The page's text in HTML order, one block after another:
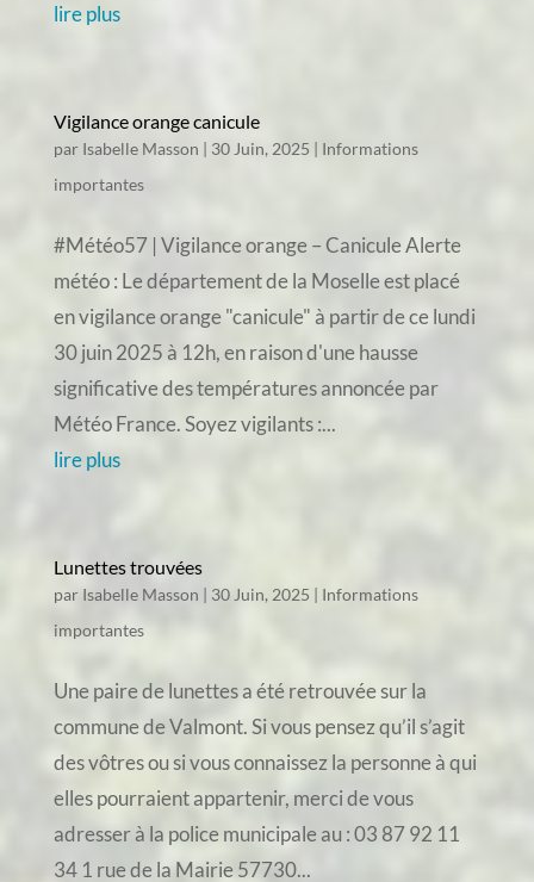
lire plus
Vigilance orange canicule
par Isabelle Masson | 30 Juin, 2025 | Informations
importantes
#Météo57 | Vigilance orange – Canicule Alerte
météo : Le département de la Moselle est placé
en vigilance orange "canicule" à partir de ce lundi
30 juin 2025 à 12h, en raison d'une hausse
significative des températures annoncée par
Météo France. Soyez vigilants :...
lire plus
Lunettes trouvées
par Isabelle Masson | 30 Juin, 2025 | Informations
importantes
Une paire de lunettes a été retrouvée sur la
commune de Valmont. Si vous pensez qu’il s’agit
des vôtres ou si vous connaissez la personne à qui
elles pourraient appartenir, merci de vous
adresser à la police municipale au : 03 87 92 11
34 1 rue de la Mairie 57730...